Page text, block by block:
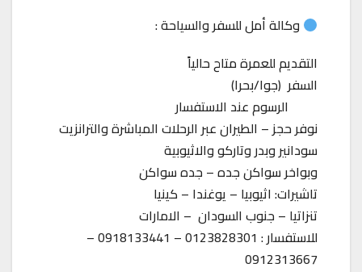
وكالة أمل للسفر والسياحة :
التقديم للعمرة متاح حالياً
السفر (جوا/بحرا)
الرسوم عند الاستفسار
نوفر حجز – الطيران عبر الرحلات المباشرة والترانزيت
سودانير وبدر وتاركو والاثيوبية
وبواخر سواكن جده – جده سواكن
تاشيرات: اثيوبيا – يوغندا – كينيا
تنزاتيا – جنوب السودان – الامارات
للاستفسار : 0123828301 – 0918133441 –
0912313667